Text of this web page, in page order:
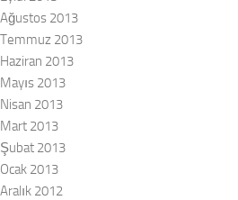
Ağustos 2013
Temmuz 2013
Haziran 2013
Mayıs 2013
Nisan 2013
Mart 2013
Şubat 2013
Ocak 2013
Aralık 2012